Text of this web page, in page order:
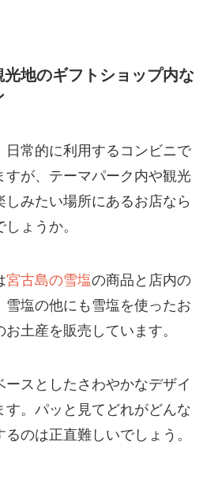
地のギフトショップ内な
日常的に利用するコンビニで
が、テーマパーク内や観光
みたい場所にあるお店なら
ょうか。
宮古島の雪塩の商品と店内の
雪塩の他にも雪塩を使ったお
土産を販売しています。
スとしたさわやかなデザイ
す。パッと見てどれがどんな
のは正直難しいでしょう。